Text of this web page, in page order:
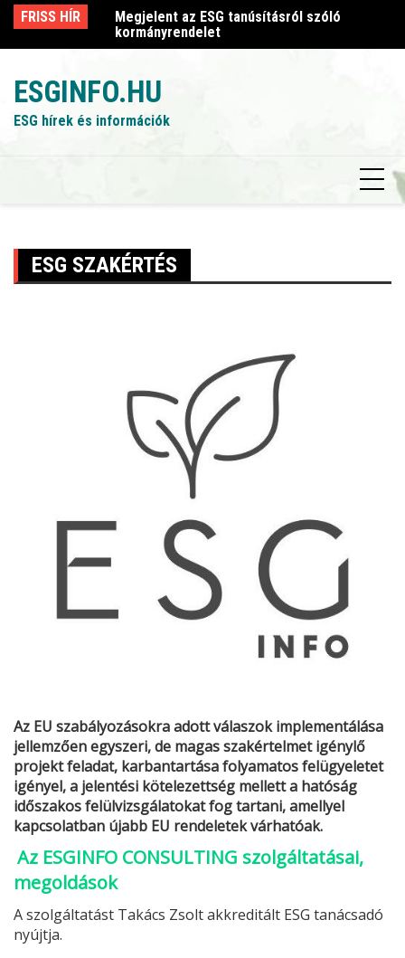
Skip
content
FRISS HÍR
szóló
Megjelent az ESG tanúsításról szóló
kormányrendelet
ESGINFO.HU
ESG hírek és információk
ESG SZAKÉRTÉS
Az EU szabályozásokra adott válaszok implementálása
jellemzően egyszeri, de magas szakértelmet igénylő
projekt feladat, karbantartása folyamatos felügyeletet
igényel, a jelentési kötelezettség mellett a hatóság
időszakos felülvizsgálatokat fog tartani, amellyel
kapcsolatban újabb EU rendeletek várhatóak.
Az ESGINFO CONSULTING szolgáltatásai,
megoldások
A szolgáltatást Takács Zsolt akkreditált ESG tanácsadó
nyújtja.